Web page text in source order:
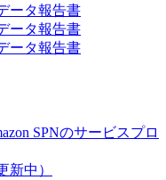
ータ報告書
ータ報告書
ータ報告書
SPNのサービスプロ
新中）